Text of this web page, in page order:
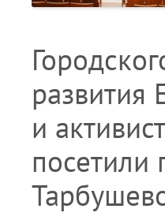
развития
и
посетили